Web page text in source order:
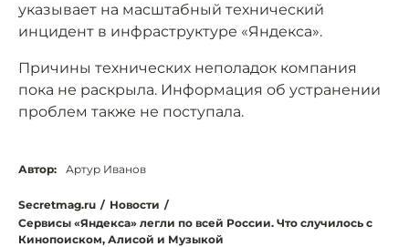
указывает на масштабный технический
инцидент в инфраструктуре «Яндекса».
Причины технических неполадок компания
пока не раскрыла. Информация об устранении
проблем также не поступала.
Автор: Артур Иванов
Secretmag.ru / Новости /
Сервисы «Яндекса» легли по всей России. Что случилось с
Кинопоиском, Алисой и Музыкой